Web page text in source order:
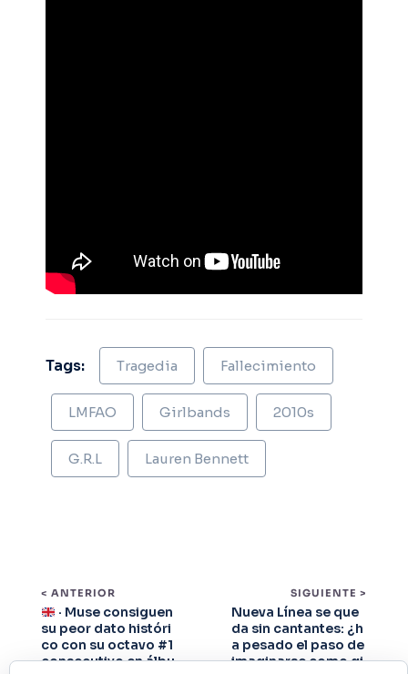
Tags: Tragedia Fallecimiento
LMFAO Girlbands 2010s
G.R.L Lauren Bennett
< ANTERIOR
· Muse consiguen
su peor dato históri
co con su octavo #1
consecutivo en álbu
SIGUIENTE >
Nueva Línea se que
da sin cantantes: ¿h
a pesado el paso de
imaginarse como gi